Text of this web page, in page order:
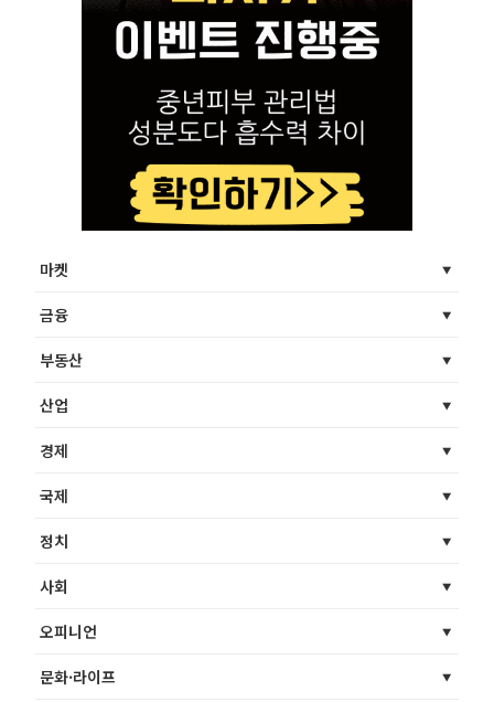
마켓
금융
부동산
산업
경제
국제
정치
사회
오피니언
문화·라이프